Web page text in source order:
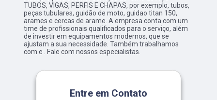
TUBOS, VIGAS, PERFIS E CHAPAS, por exemplo, tubos,
peças tubulares, guidão de moto, guidao titan 150,
arames e cercas de arame. A empresa conta com um
time de profissionais qualificados para o serviço, além
de investir em equipamentos modernos, que se
ajustam a sua necessidade. Também trabalhamos
com e . Fale com nossos especialistas.
Entre em Contato